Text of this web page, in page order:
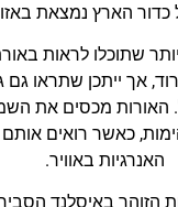
כדור הארץ נמצאת
שתוכלו לראות
אך ייתכן שתראו גם
האורות מכסים את
כאשר רואים
האנרגיות באוויר.
הזוהר באיסלנד